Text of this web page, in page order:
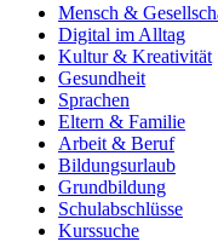
Mensch &
Digital im Alltag
Kultur & Kreativität
Gesundheit
Sprachen
Eltern & Familie
Arbeit & Beruf
Bildungsurlaub
Grundbildung
Schulabschlüsse
Kurssuche